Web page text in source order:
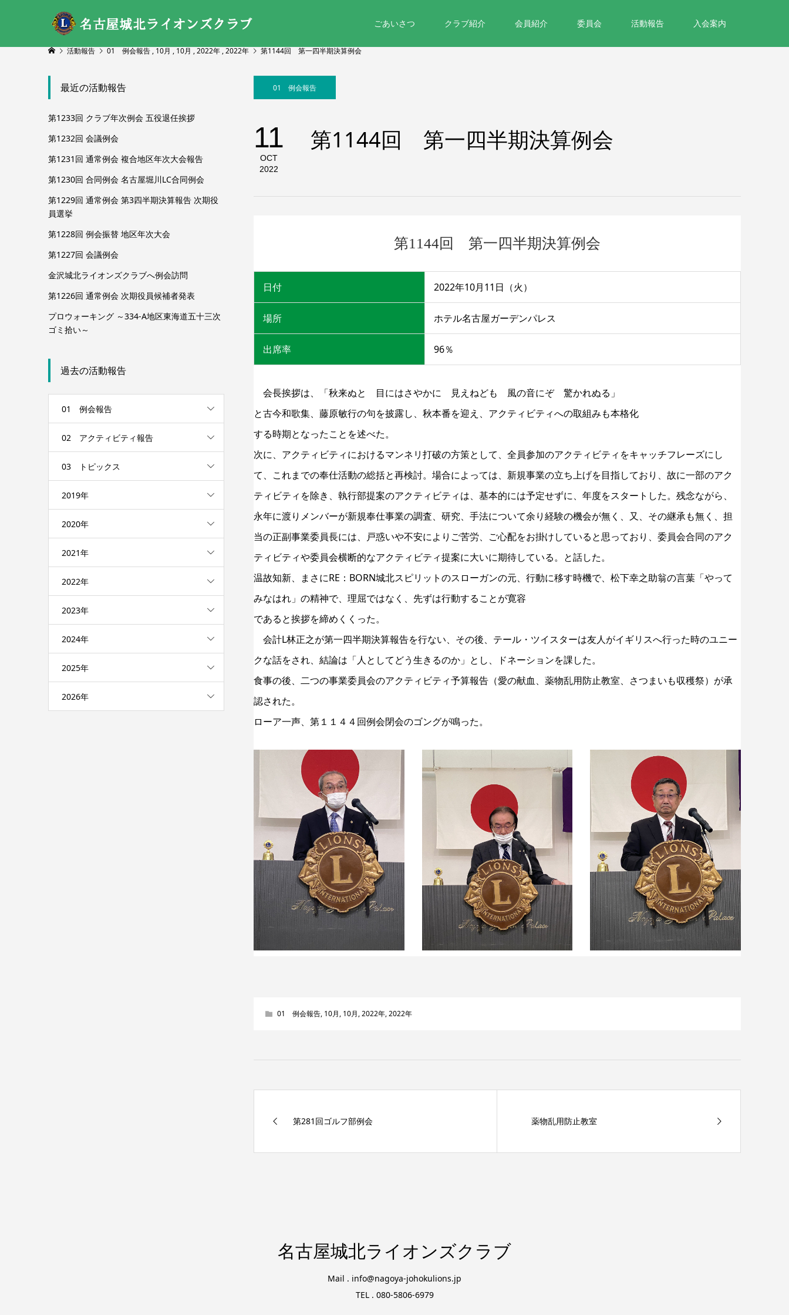
ごあいさつ クラブ紹介 会員紹介 委員会 活動報告 入会案内
活動報告 01 例会報告 , 10月 , 10月 ,2022年 ,2022年 第1144回 第一四半期決算例会
01 例会報告
11
OCT
2022
第1144回 第一四半期決算例会
第1144回 第一四半期決算例会
日付 2022年10月11日（火）
場所 ホテル名古屋ガーデンパレス
出席率 96％
会長挨拶は、「秋来ぬと 目にはさやかに 見えねども 風の音にぞ 驚かれぬる」
と古今和歌集、藤原敏行の句を披露し、秋本番を迎え、アクティビティへの取組みも本格化
する時期となったことを述べた。
次に、アクティビティにおけるマンネリ打破の方策として、全員参加のアクティビティをキャッチフレーズにし
て、これまでの奉仕活動の総括と再検討。場合によっては、新規事業の立ち上げを目指しており、故に一部のアク
ティビティを除き、執行部提案のアクティビティは、基本的には予定せずに、年度をスタートした。残念ながら、
永年に渡りメンバーが新規奉仕事業の調査、研究、手法について余り経験の機会が無く、又、その継承も無く、担
当の正副事業委員長には、戸惑いや不安によりご苦労、ご心配をお掛けしていると思っており、委員会合同のアク
ティビティや委員会横断的なアクティビティ提案に大いに期待している。と話した。
温故知新、まさにRE：BORN城北スピリットのスローガンの元、行動に移す時機で、松下幸之助翁の言葉「やって
みなはれ」の精神で、理屈ではなく、先ずは行動することが寛容
であると挨拶を締めくくった。
会計L林正之が第一四半期決算報告を行ない、その後、テール・ツイスターは友人がイギリスへ行った時のユニー
クな話をされ、結論は「人としてどう生きるのか」とし、ドネーションを課した。
食事の後、二つの事業委員会のアクティビティ予算報告（愛の献血、薬物乱用防止教室、さつまいも収穫祭）が承
認された。
ローア一声、第１１４４回例会閉会のゴングが鳴った。
01 例会報告, 10月, 10月,2022年,2022年
第281回ゴルフ部例会 薬物乱用防止教室
最近の活動報告
第1233回 クラブ年次例会 五役退任挨拶
第1232回 会議例会
第1231回 通常例会 複合地区年次大会報告
第1230回 合同例会 名古屋堀川LC合同例会
第1229回 通常例会 第3四半期決算報告 次期役
員選挙
第1228回 例会振替 地区年次大会
第1227回 会議例会
金沢城北ライオンズクラブへ例会訪問
第1226回 通常例会 次期役員候補者発表
プロウォーキング ～334-A地区東海道五十三次
ゴミ拾い～
過去の活動報告
01 例会報告
02 アクティビティ報告
03 トピックス
2019年
2020年
2021年
2022年
2023年
2024年
2025年
2026年
名古屋城北ライオンズクラブ
Mail . info@nagoya-johokulions.jp
TEL . 080-5806-6979